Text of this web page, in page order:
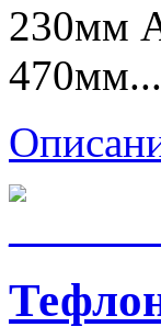
230мм
470мм...